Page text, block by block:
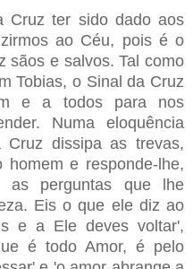
Cruz ter sido dado aos
ao Céu, pois é o
sãos e salvos. Tal como
Tobias, o Sinal da Cruz
e a todos para nos
Numa eloquência
dissipa as trevas,
e responde-lhe,
as perguntas que lhe
Eis o que ele diz ao
e a Ele deves voltar',
é todo Amor, é pelo